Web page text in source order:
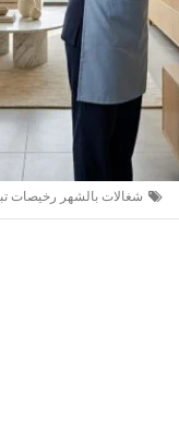
شغالات بالشهر رخيصات